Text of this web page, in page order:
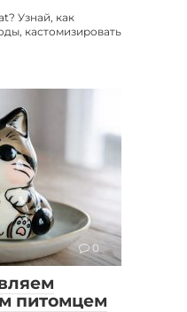
Узнай, как
кастомизировать
0
питомцем